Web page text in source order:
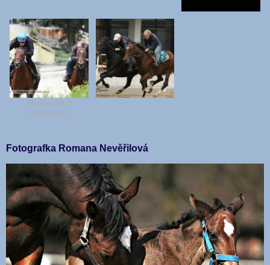
Monarcho a
Poinsettia
Fotografka Romana Nevěřilová